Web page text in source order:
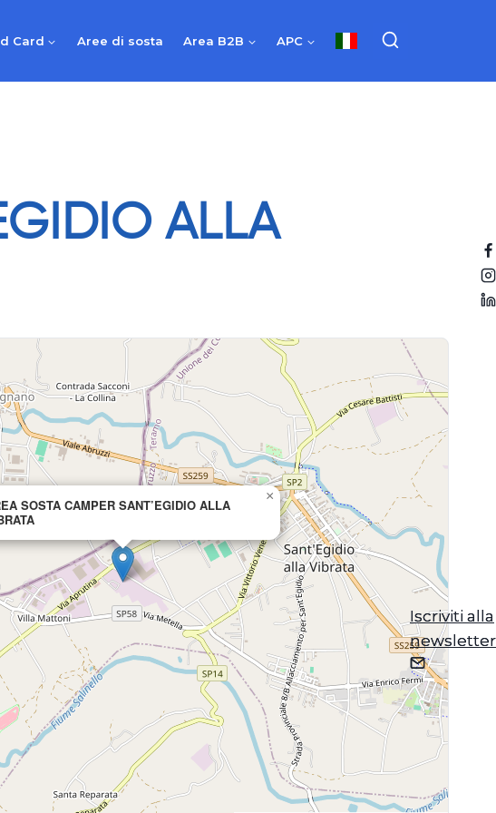
Card Aree di sosta Area B2B APC
Iscriviti alla
newsletter
ALLA
SOSTA CAMPER SANT’EGIDIO ALLA
×
Iscriviti alla
newsletter